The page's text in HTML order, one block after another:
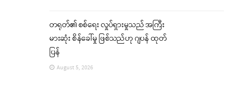
တရုတ်၏ စစ်ရေး လှုပ်ရှားမှုသည် အကြီး
မားဆုံး စိန်ခေါ်မှု ဖြစ်သည်ဟု ဂျပန် ထုတ်
ပြန်
August 5, 2026